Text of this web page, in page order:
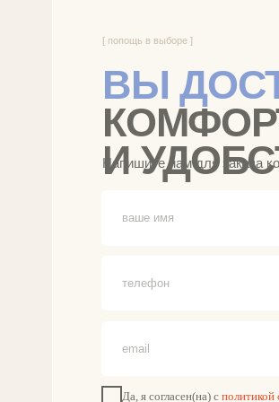
Да, я согласен(на) с политикой
заказать звонок